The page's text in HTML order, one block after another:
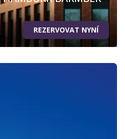
REZERVOVAT NYNÍ